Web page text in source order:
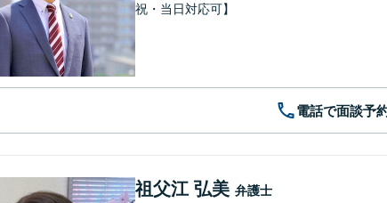
祝・当日対応可】
電話で面談予
祖父江 弘美 弁護士